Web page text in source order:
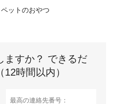
ペットのおやつ
ますか？ できるだ
時間以内）